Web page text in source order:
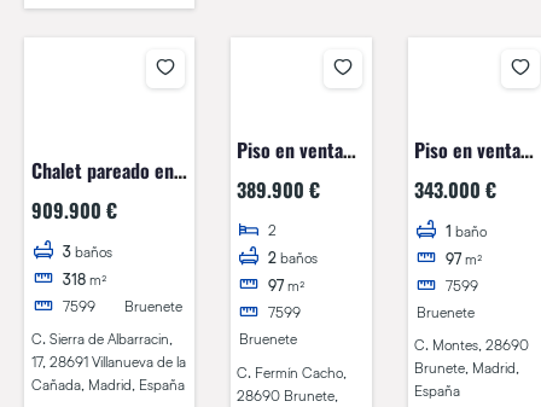
Chalet pareado en
venta en SIERRA DE
ALBARRACIN,
Villanueva de la
Cañada
909.900 €
3 baños
318 m²
7599
Bruenete
C. Sierra de Albarracin,
17, 28691 Villanueva de la
Cañada, Madrid, España
Piso en venta
en Calle Fermín
Cacho 4,
Brunete
389.900 €
2
2 baños
97 m²
7599
Bruenete
C. Fermín Cacho,
28690 Brunete,
Piso en venta
en Calle Pozo
16, Brunete
343.000 €
1 baño
97 m²
7599
Bruenete
C. Montes, 28690
Brunete, Madrid,
España